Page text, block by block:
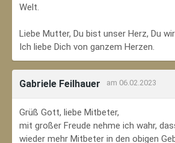
Welt.
Liebe Mutter, Du bist unser Herz, Du
Ich liebe Dich von ganzem Herzen.
Gabriele Feilhauer am 06.02.2023
Grüß Gott, liebe Mitbeter,
mit großer Freude nehme ich wahr,
wieder mehr Mitbeter in den obigen